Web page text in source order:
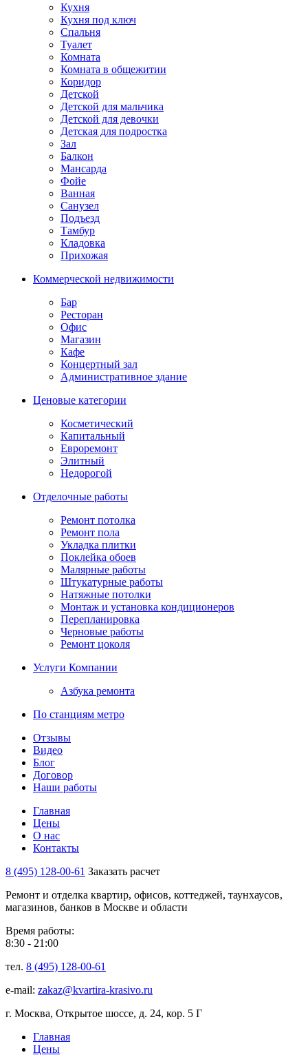
Кухня
Кухня под ключ
Спальня
Туалет
Комната
Комната в общежитии
Коридор
Детской
Детской для мальчика
Детской для девочки
Детская для подростка
Зал
Балкон
Мансарда
Фойе
Ванная
Санузел
Подъезд
Тамбур
Кладовка
Прихожая
Коммерческой недвижимости
Бар
Ресторан
Офис
Магазин
Кафе
Концертный зал
Административное здание
Ценовые категории
Косметический
Капитальный
Евроремонт
Элитный
Недорогой
Отделочные работы
Ремонт потолка
Ремонт пола
Укладка плитки
Поклейка обоев
Малярные работы
Штукатурные работы
Натяжные потолки
Монтаж и установка кондиционеров
Перепланировка
Черновые работы
Ремонт цоколя
Услуги Компании
Азбука ремонта
По станциям метро
Отзывы
Видео
Блог
Договор
Наши работы
Главная
Цены
О нас
Контакты
8 (495) 128-00-61 Заказать расчет
Ремонт и отделка квартир, офисов, коттеджей, таунхаусов,
магазинов, банков в Москве и области
Время работы:
8:30 - 21:00
тел. 8 (495) 128-00-61
e-mail: zakaz@kvartira-krasivo.ru
г. Москва, Открытое шоссе, д. 24, кор. 5 Г
Главная
Цены